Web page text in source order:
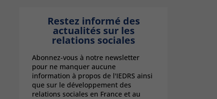
Restez informé des
actualités sur les
relations sociales
Abonnez-vous à notre newsletter
pour ne manquer aucune
information à propos de l'IEDRS ainsi
que sur le développement des
relations sociales en France et au